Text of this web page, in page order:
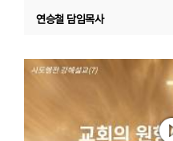
연승철 담임목사